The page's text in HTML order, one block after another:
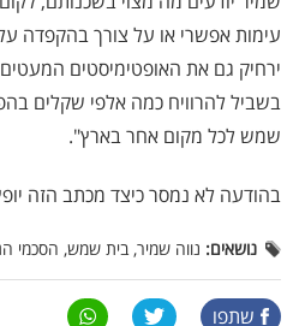
עימות אפשרי או על צורך בהקפדה על
ירחיק גם את האופטימיסטים המעטים
בשביל להרוויח כמה אלפי שקלים
שמש לכל מקום אחר בארץ".
בהודעה לא נמסר כיצד מכתב הזה
נושאים: נווה שמיר, בית שמש, הסכמי
שתפו